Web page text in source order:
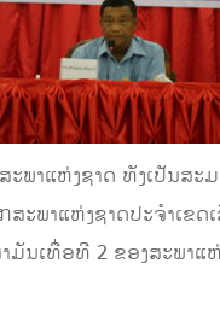
ະພາແຫ່ງຊາດ ທັງເປັນສ
ສະພາແຫ່ງຊາດປະຈໍາເຂ
ມັນເທື່ອທີ 2 ຂອງສະພາແ